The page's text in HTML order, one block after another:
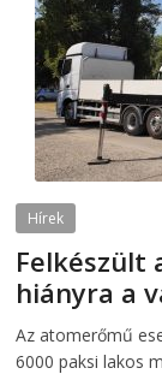
Hírek
Felkészült
hiányra a
Az atomerőmű
6000 paksi lakos